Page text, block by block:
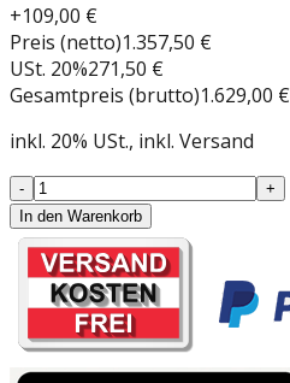
+109,00 €
Preis (netto)1.357,50 €
USt. 20%271,50 €
Gesamtpreis (brutto)1.629,00 €
inkl. 20% USt., inkl. Versand
-
+
In den Warenkorb